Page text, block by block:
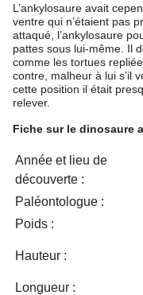
L’ankylosaure avait
ventre qui n’étaient pas
attaqué, l’ankylosaure
pattes sous lui-même. Il
comme les tortues
contre, malheur à lui s’il
cette position il était
relever.
Fiche sur le dinosaure
Année et lieu de
découverte :
Paléontologue :
Poids :
Hauteur :
Longueur :